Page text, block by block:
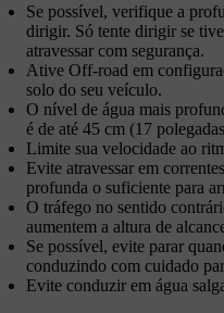
Se possível, verifique a
dirigir. Só tente dirigir se
atravessar com segurança.
Ative Off-road em
solo do seu veículo.
O nível de água mais
é de até 45 cm (17
Limite sua velocidade ao
Evite atravessar em
profunda o suficiente para
O tráfego no sentido
aumentem a altura de
Se possível, evite parar
conduzindo com cuidado
Evite conduzir em água